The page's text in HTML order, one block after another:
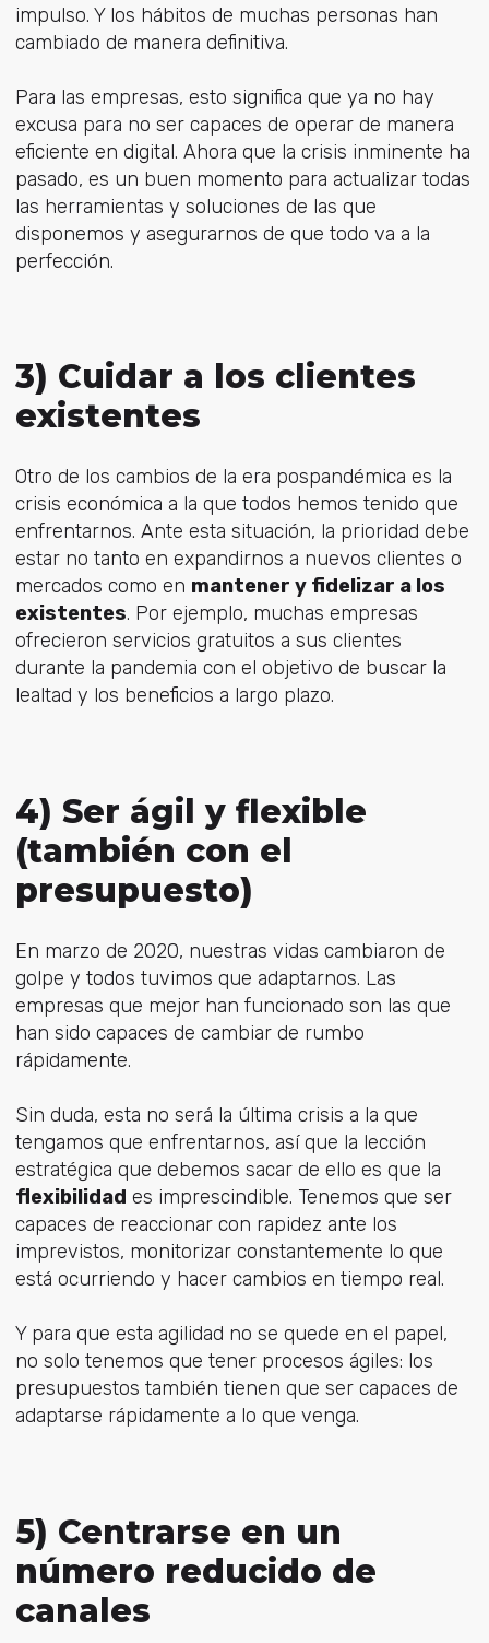
impulso. Y los hábitos de muchas personas han
cambiado de manera definitiva.
Para las empresas, esto significa que ya no hay
excusa para no ser capaces de operar de manera
eficiente en digital. Ahora que la crisis inminente ha
pasado, es un buen momento para actualizar todas
las herramientas y soluciones de las que
disponemos y asegurarnos de que todo va a la
perfección.
3) Cuidar a los clientes
existentes
Otro de los cambios de la era pospandémica es la
crisis económica a la que todos hemos tenido que
enfrentarnos. Ante esta situación, la prioridad debe
estar no tanto en expandirnos a nuevos clientes o
mercados como en mantener y fidelizar a los
existentes. Por ejemplo, muchas empresas
ofrecieron servicios gratuitos a sus clientes
durante la pandemia con el objetivo de buscar la
lealtad y los beneficios a largo plazo.
4) Ser ágil y flexible
(también con el
presupuesto)
En marzo de 2020, nuestras vidas cambiaron de
golpe y todos tuvimos que adaptarnos. Las
empresas que mejor han funcionado son las que
han sido capaces de cambiar de rumbo
rápidamente.
Sin duda, esta no será la última crisis a la que
tengamos que enfrentarnos, así que la lección
estratégica que debemos sacar de ello es que la
flexibilidad es imprescindible. Tenemos que ser
capaces de reaccionar con rapidez ante los
imprevistos, monitorizar constantemente lo que
está ocurriendo y hacer cambios en tiempo real.
Y para que esta agilidad no se quede en el papel,
no solo tenemos que tener procesos ágiles: los
presupuestos también tienen que ser capaces de
adaptarse rápidamente a lo que venga.
5) Centrarse en un
número reducido de
canales